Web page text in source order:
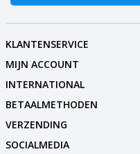
KLANTENSERVICE
MIJN ACCOUNT
INTERNATIONAL
BETAALMETHODEN
VERZENDING
SOCIALMEDIA